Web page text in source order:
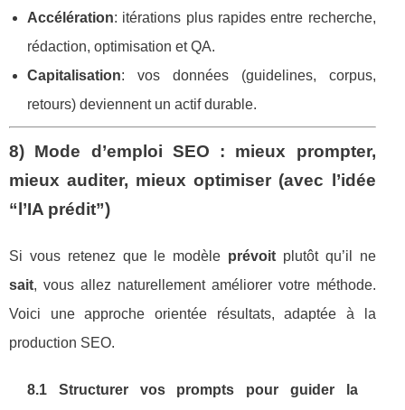
Accélération: itérations plus rapides entre recherche,
rédaction, optimisation et QA.
Capitalisation: vos données (guidelines, corpus,
retours) deviennent un actif durable.
8) Mode d’emploi SEO : mieux prompter,
mieux auditer, mieux optimiser (avec l’idée
“l’IA prédit”)
Si vous retenez que le modèle prévoit plutôt qu’il ne
sait, vous allez naturellement améliorer votre méthode.
Voici une approche orientée résultats, adaptée à la
production SEO.
8.1 Structurer vos prompts pour guider la